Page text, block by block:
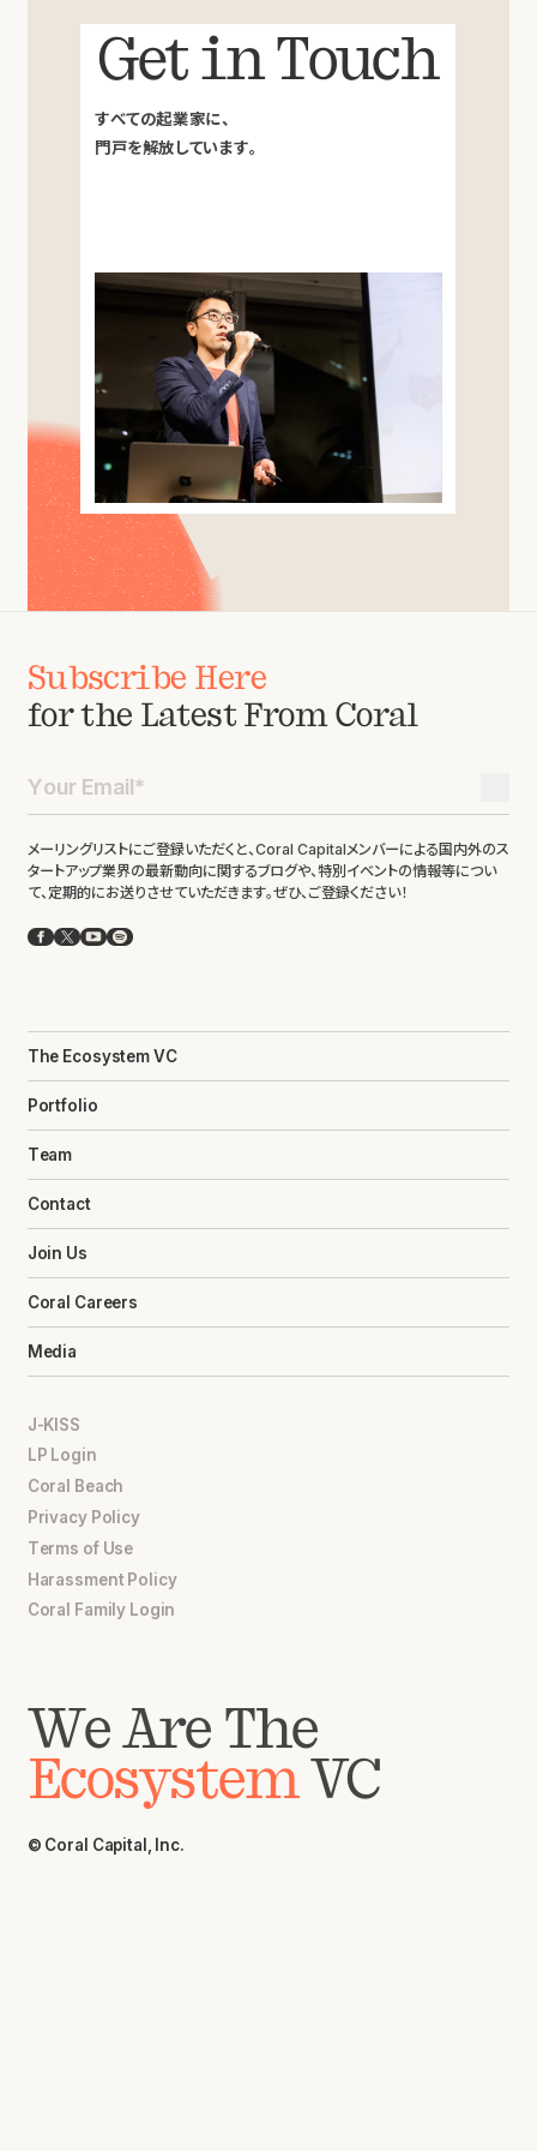
Get in Touch
すべての起業家に、
門戸を解放しています。
Subscribe Here
for the Latest From Coral
メーリングリストにご登録いただくと、Coral Capitalメンバーによる国内外のス
タートアップ業界の最新動向に関するブログや、特別イベントの情報等につい
て、定期的にお送りさせていただきます。ぜひ、ご登録ください！
Facebook
X YouTube
Spotify
The Ecosystem VC
Portfolio
Team
Contact
Join Us
Coral Careers
Media
J-KISS
LP Login
Coral Beach
Privacy Policy
Terms of Use
Harassment Policy
Coral Family Login
We Are The
EcosystemVC
© Coral Capital, Inc.